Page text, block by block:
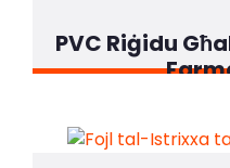
PVC Riġidu